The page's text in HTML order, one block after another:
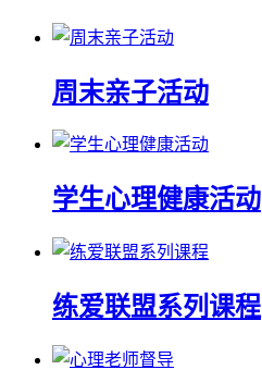
周末亲子活动
学生心理健康活动
练爱联盟系列课程